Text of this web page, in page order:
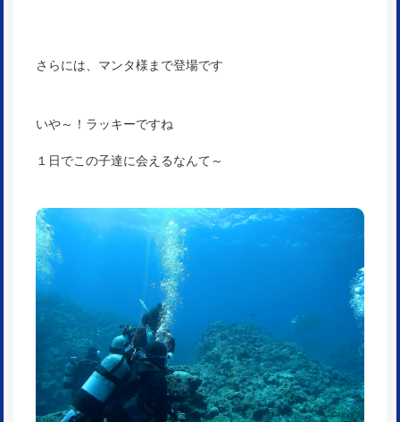
さらには、マンタ様まで登場です
いや～！ラッキーですね
１日でこの子達に会えるなんて～